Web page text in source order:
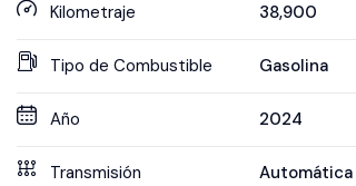
Kilometraje 38,900
Tipo de Combustible Gasolina
Año 2024
Transmisión Automática